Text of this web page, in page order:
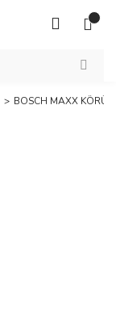
BOSCH MAXX KÖRÜK